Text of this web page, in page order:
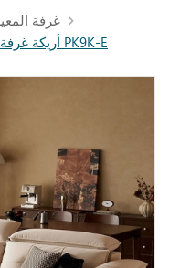
غرفة
أريكة غرفة معيشة عصرية مريحة مع قماش PK9K-E